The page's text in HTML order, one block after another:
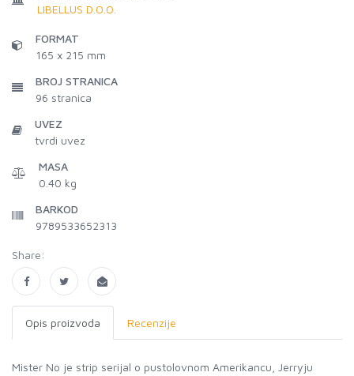
LIBELLUS D.O.O.
FORMAT
165 x 215 mm
BROJ STRANICA
96 stranica
UVEZ
tvrdi uvez
MASA
0.40 kg
BARKOD
9789533652313
Share:
Opis proizvoda Recenzije
Mister No je strip serijal o pustolovnom Amerikancu, Jerryju